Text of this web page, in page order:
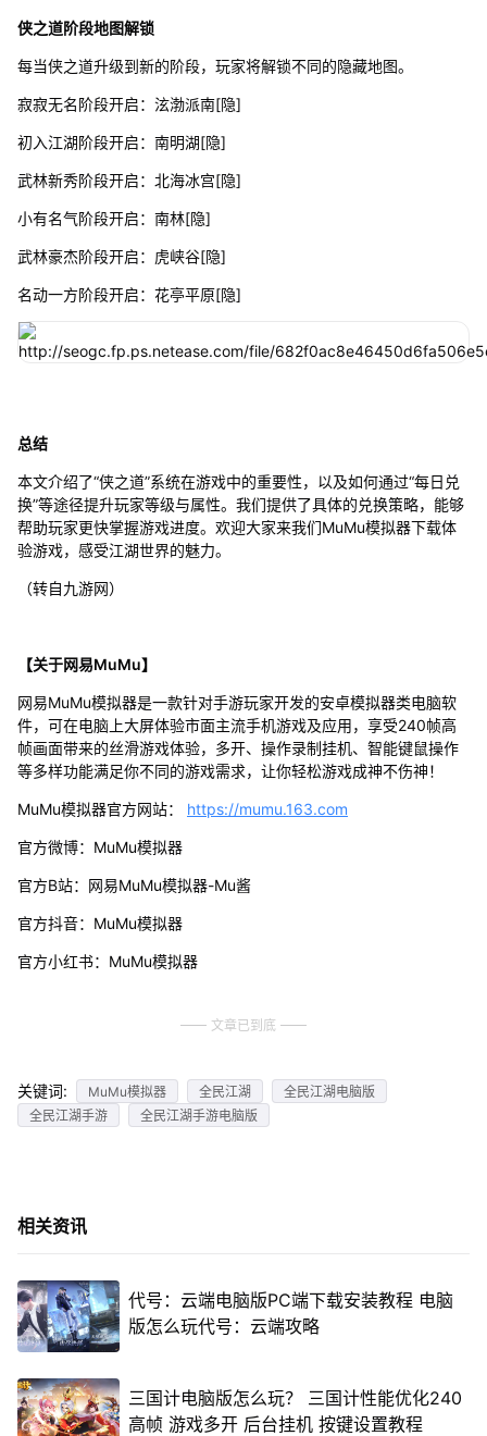
侠之道阶段地图解锁
每当侠之道升级到新的阶段，玩家将解锁不同的隐藏地图。
寂寂无名阶段开启：泫渤派南[隐]
初入江湖阶段开启：南明湖[隐]
武林新秀阶段开启：北海冰宫[隐]
小有名气阶段开启：南林[隐]
武林豪杰阶段开启：虎峡谷[隐]
名动一方阶段开启：花亭平原[隐]
总结
本文介绍了“侠之道”系统在游戏中的重要性，以及如何通过“每日兑
换”等途径提升玩家等级与属性。我们提供了具体的兑换策略，能够
帮助玩家更快掌握游戏进度。欢迎大家来我们MuMu模拟器下载体
验游戏，感受江湖世界的魅力。
（转自九游网）
【关于网易MuMu】
网易MuMu模拟器是一款针对手游玩家开发的安卓模拟器类电脑软
件，可在电脑上大屏体验市面主流手机游戏及应用，享受240帧高
帧画面带来的丝滑游戏体验，多开、操作录制挂机、智能键鼠操作
等多样功能满足你不同的游戏需求，让你轻松游戏成神不伤神！
MuMu模拟器官方网站： https://mumu.163.com
官方微博：MuMu模拟器
官方B站：网易MuMu模拟器-Mu酱
官方抖音：MuMu模拟器
官方小红书：MuMu模拟器
文章已到底
关键词: MuMu模拟器 全民江湖
全民江湖电脑版
全民江湖手游
全民江湖手游电脑版
相关资讯
代号：云端电脑版PC端下载安装教程 电脑
版怎么玩代号：云端攻略
三国计电脑版怎么玩？ 三国计性能优化240
高帧 游戏多开 后台挂机 按键设置教程